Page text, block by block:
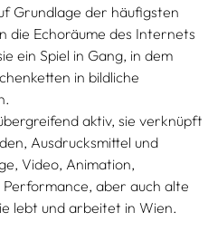
Grundlage der häufigsten
die Echoräume des Internets
ein Spiel in Gang, in dem
in bildliche
aktiv, sie verknüpft
Ausdrucksmittel und
Video, Animation,
Performance, aber auch alte
lebt und arbeitet in Wien.